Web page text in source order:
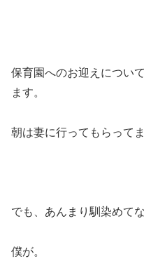
保育園へのお迎えについ
ます。
朝は妻に行ってもらって
でも、あんまり馴染めて
僕が。